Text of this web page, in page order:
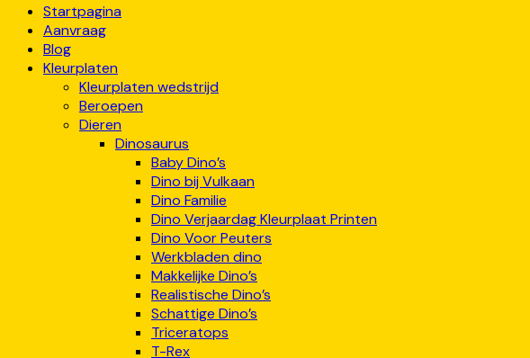
Startpagina
Aanvraag
Blog
Kleurplaten
Kleurplaten wedstrijd
Beroepen
Dieren
Dinosaurus
Baby Dino’s
Dino bij Vulkaan
Dino Familie
Dino Verjaardag Kleurplaat Printen
Dino Voor Peuters
Werkbladen dino
Makkelijke Dino’s
Realistische Dino’s
Schattige Dino’s
Triceratops
T-Rex